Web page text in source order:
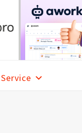
Service